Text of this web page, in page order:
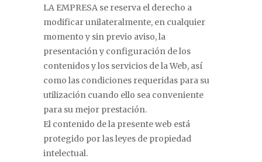
LA EMPRESA se reserva el derecho a
modificar unilateralmente, en cualquier
momento y sin previo aviso, la
presentación y configuración de los
contenidos y los servicios de la Web, así
como las condiciones requeridas para su
utilización cuando ello sea conveniente
para su mejor prestación.
El contenido de la presente web está
protegido por las leyes de propiedad
intelectual.